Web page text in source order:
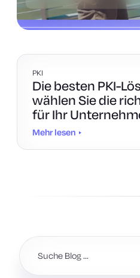
PKI
Die besten PKI-
wählen Sie die
für Ihr
Mehr lesen